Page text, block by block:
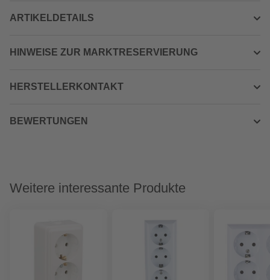
ARTIKELDETAILS
HINWEISE ZUR MARKTRESERVIERUNG
HERSTELLERKONTAKT
BEWERTUNGEN
Weitere interessante Produkte